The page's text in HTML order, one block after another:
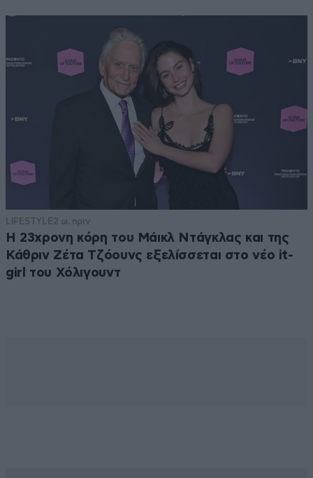
LIFESTYLE2 ω. πριν
Η 23χρονη κόρη τoυ Μάικλ Ντάγκλας και της
Κάθριν Ζέτα Τζόουνς εξελίσσεται στο νέο it-
girl του Χόλιγουντ